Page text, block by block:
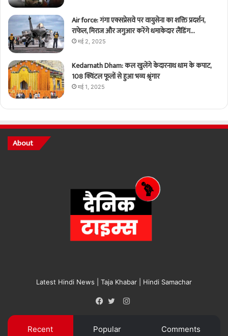
Air force: गंगा एक्सप्रेसवे पर वायुसेना का शक्ति प्रदर्शन,
राफेल, मिराज और जगुआर करेंगे धमाकेदार लैंडिंग…
मई 2, 2025
Kedarnath Dham: कल खुलेंगे केदारनाथ धाम के कपाट,
108 क्विंटल फूलों से हुआ भव्य श्रृंगार
मई 1, 2025
About
Latest Hindi News | Taja Khabar | Hindi Samachar
Instagram
Recent Popular Comments